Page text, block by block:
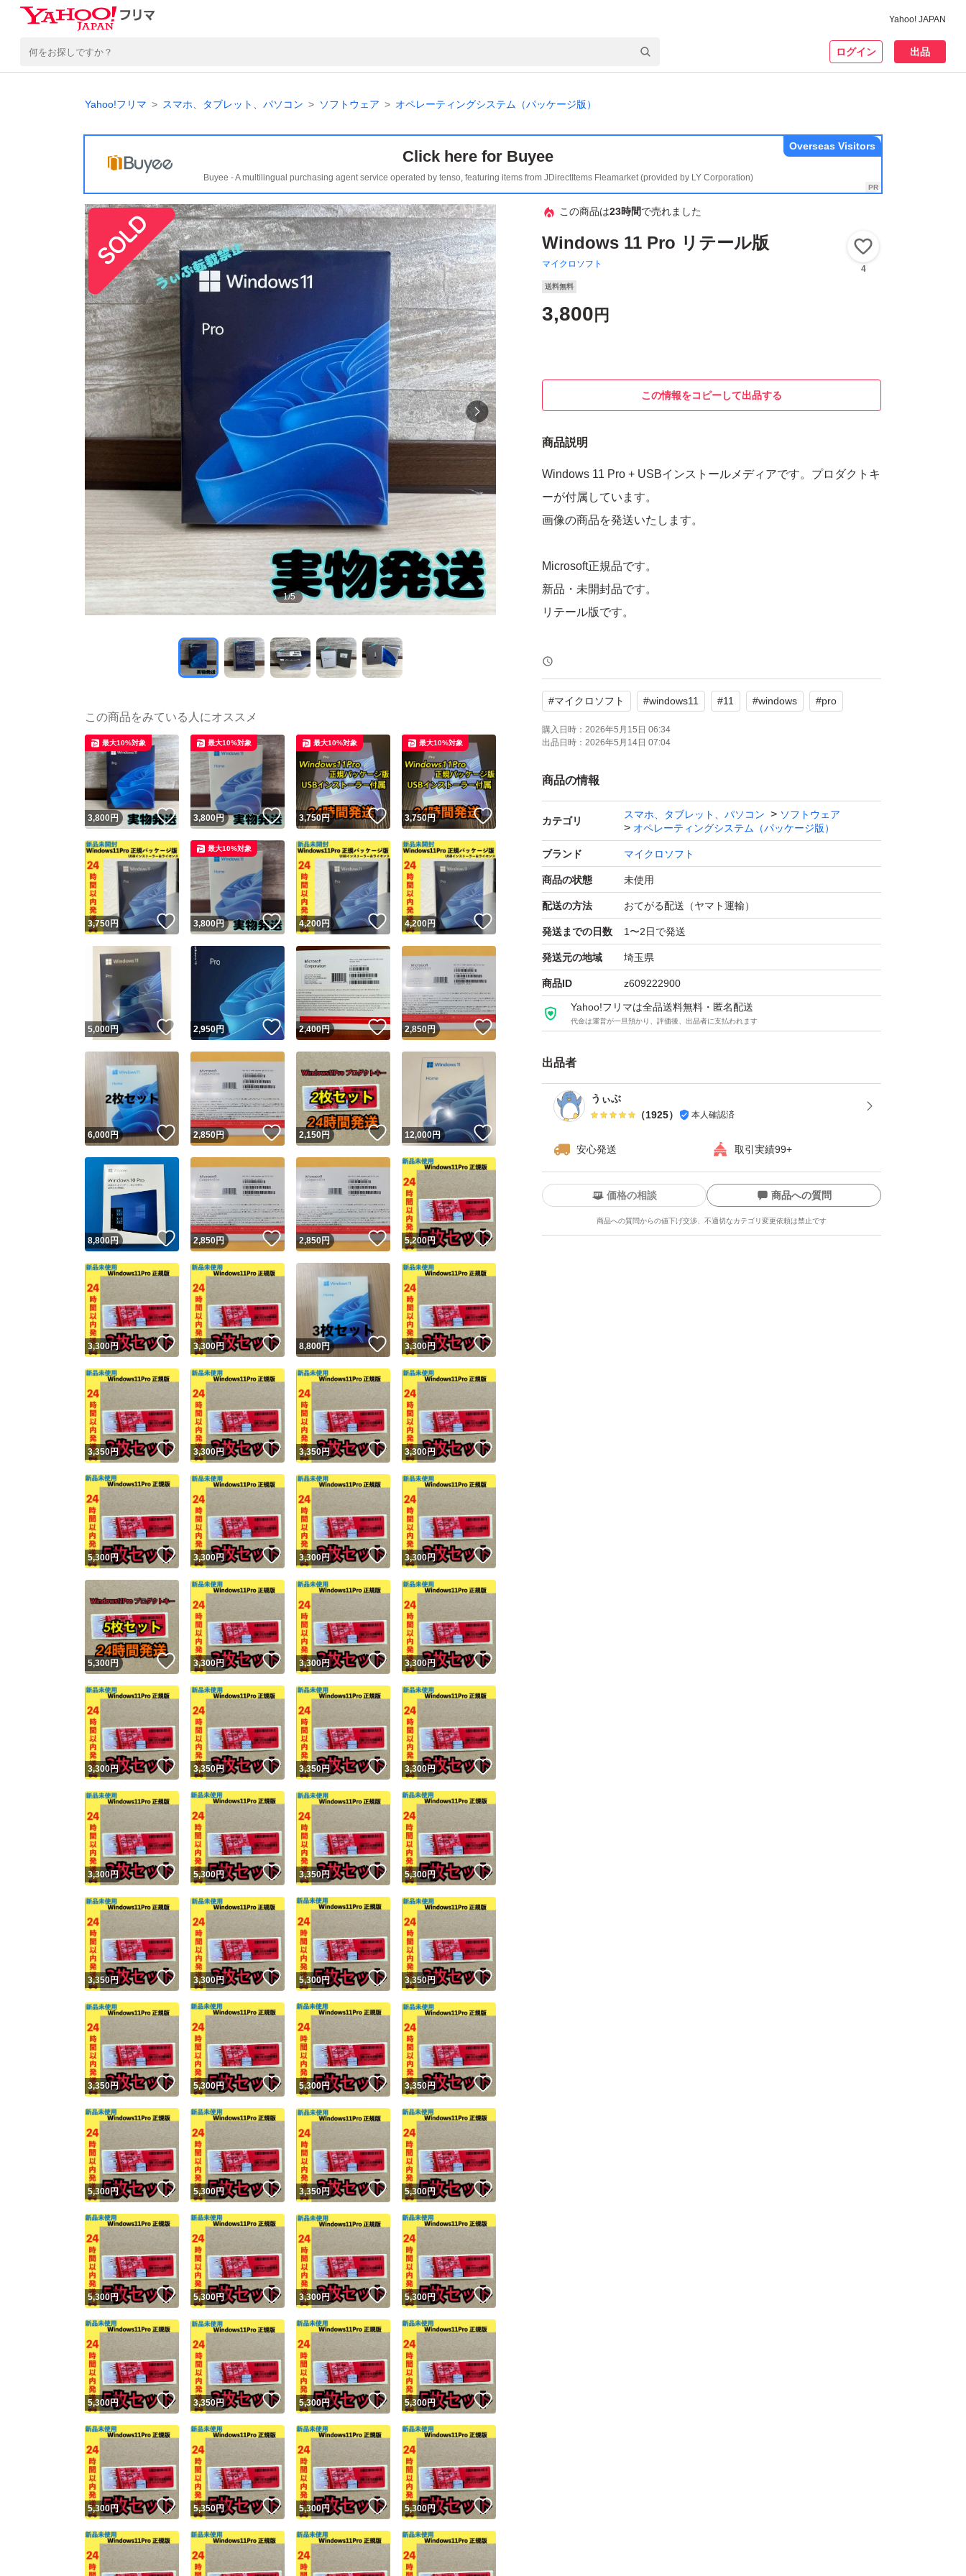
Yahoo! JAPAN
ログイン 出品
Yahoo!フリマ スマホ、タブレット、パソコン ソフトウェア オペレーティングシステム（パッケージ版）
Click here for Buyee
Buyee - A multilingual purchasing agent service operated by tenso, featuring items from JDirectItems Fleamarket (provided by LY Corporation)
Overseas Visitors
1/5
この商品は23時間で売れました
Windows 11 Pro リテール版
マイクロソフト 4
送料無料
3,800 円
この情報をコピーして出品する
商品説明
Windows 11 Pro + USBインストールメディアです。プロダクトキ
ーが付属しています。
画像の商品を発送いたします。
Microsoft正規品です。
新品・未開封品です。
リテール版です。
買い切り版なので、追加料金は一切かかりません。
再インストールに対応していますので、機種変更時も安心です。
インストールから認証完了まで、サポートいたします。
まとめ買いにも対応可能ですので、複数枚お求めの場合はコメン
#マイクロソフト #windows11 #11 #windows #pro
購入日時： 2026年5月15日 06:34
出品日時： 2026年5月14日 07:04
商品の情報
カテゴリ
スマホ、タブレット、パソコン
ソフトウェア
オペレーティングシステム（パッケージ版）
ブランド マイクロソフト
商品の状態 未使用
配送の方法 おてがる配送（ヤマト運輸）
発送までの日数 1〜2日で発送
発送元の地域 埼玉県
商品ID z609222900
Yahoo!フリマは全品送料無料・匿名配送
代金は運営が一旦預かり、評価後、出品者に支払われます
出品者
うぃぶ
（1925） 本人確認済
安心発送 取引実績99+
ユーザーの実績について
Yahoo!フリマが定めた一定の基準を満たしたユーザーにバッジを付与しています
安心取引出品者
安心取引出品者 Yahoo!フリマの基準をクリアした安心・安全なユーザーです
取引実績
取引実績◯+ このユーザーはYahoo!フリマの取引を完了させた実績があります
他フリマ実績◯+ このユーザーは他フリマサービスでの取引実績があります
スピード&安心発送
※このバッジは実績に基づく表示であり、発送を保証しているものではありません
スピード＆安心発送
このユーザーは高頻度で24時間以内＆設定した発送日数内に発送してい
ます
スピード発送 このユーザーは高頻度で24時間以内に発送しています
安心発送 このユーザーは設定した発送日数内に発送しています
価格の相談 商品への質問
商品への質問からの値下げ交渉、不適切なカテゴリ変更依頼は禁止です
この商品の情報をコピーします
商品画像の無断転載は禁止されています
コピーは1商品につき1回です
出品ページへ
キャンセル
この商品をみている人にオススメ
3,800円 いいね！
最大10%対象
3,800円 いいね！
最大10%対象
3,750円 いいね！
最大10%対象
3,750円 いいね！
最大10%対象
3,750円 いいね！
3,800円 いいね！
最大10%対象
4,200円 いいね！
4,200円
5,000円 いいね！
2,950円 いいね！
2,400円 いいね！
2,850円 いいね！
6,000円 いいね！
2,850円 いいね！
2,150円 いいね！
12,000円
8,800円 いいね！
2,850円 いいね！
2,850円 いいね！
5,200円
3,300円 いいね！
3,300円 いいね！
8,800円 いいね！
3,300円
3,350円 いいね！
3,300円 いいね！
3,350円 いいね！
3,300円
5,300円 いいね！
3,300円 いいね！
3,300円 いいね！
3,300円
5,300円 いいね！
3,300円 いいね！
3,300円 いいね！
3,300円
3,300円 いいね！
3,350円 いいね！
3,350円 いいね！
3,300円
3,300円 いいね！
5,300円 いいね！
3,350円 いいね！
5,300円
3,350円 いいね！
3,300円 いいね！
5,300円 いいね！
3,350円
3,350円 いいね！
5,300円 いいね！
5,300円 いいね！
3,350円
5,300円 いいね！
5,300円 いいね！
3,350円 いいね！
5,300円
5,300円 いいね！
5,300円 いいね！
3,300円 いいね！
5,300円
5,300円 いいね！
3,350円 いいね！
5,300円 いいね！
5,300円
5,300円 いいね！
5,350円 いいね！
5,300円 いいね！
5,300円